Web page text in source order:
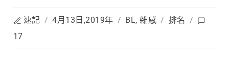
速記 / 4月13日,2019年 / BL, 雜感 / 排名 /
17